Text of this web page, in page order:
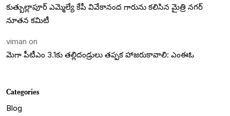
కుత్బుల్లాపూర్ ఎమ్మెల్యే కేపీ వివేకానంద గారును కలిసిన మైత్రి నగర్
నూతన కమిటీ
viman on
మెగా పీటీఎం 3.1కు తల్లిదండ్రులు తప్పక హాజరుకావాలి: ఎంఈఓ
Categories
Blog